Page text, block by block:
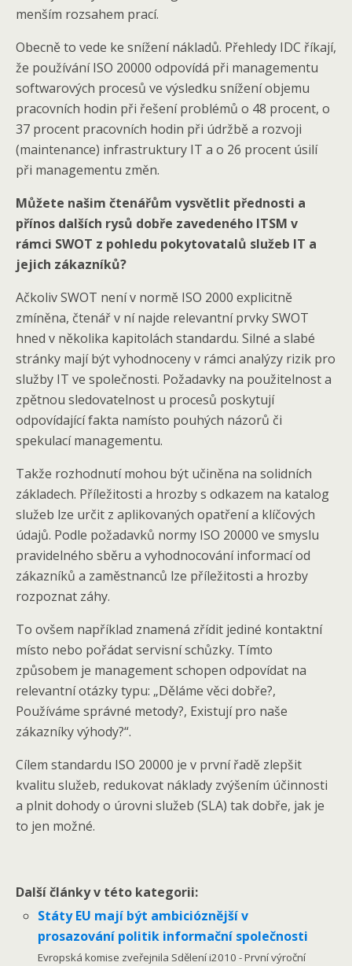
menším rozsahem prací.
Obecně to vede ke snížení nákladů. Přehledy IDC říkají,
že používání ISO 20000 odpovídá při managementu
softwarových procesů ve výsledku snížení objemu
pracovních hodin při řešení problémů o 48 procent, o
37 procent pracovních hodin při údržbě a rozvoji
(maintenance) infrastruktury IT a o 26 procent úsilí
při managementu změn.
Můžete našim čtenářům vysvětlit přednosti a
přínos dalších rysů dobře zavedeného ITSM v
rámci SWOT z pohledu pokytovatalů služeb IT a
jejich zákazníků?
Ačkoliv SWOT není v normě ISO 2000 explicitně
zmíněna, čtenář v ní najde relevantní prvky SWOT
hned v několika kapitolách standardu. Silné a slabé
stránky mají být vyhodnoceny v rámci analýzy rizik pro
služby IT ve společnosti. Požadavky na použitelnost a
zpětnou sledovatelnost u procesů poskytují
odpovídající fakta namísto pouhých názorů či
spekulací managementu.
Takže rozhodnutí mohou být učiněna na solidních
základech. Příležitosti a hrozby s odkazem na katalog
služeb lze určit z aplikovaných opatření a klíčových
údajů. Podle požadavků normy ISO 20000 ve smyslu
pravidelného sběru a vyhodnocování informací od
zákazníků a zaměstnanců lze příležitosti a hrozby
rozpoznat záhy.
To ovšem například znamená zřídit jediné kontaktní
místo nebo pořádat servisní schůzky. Tímto
způsobem je management schopen odpovídat na
relevantní otázky typu: „Děláme věci dobře?,
Používáme správné metody?, Existují pro naše
zákazníky výhody?“.
Cílem standardu ISO 20000 je v první řadě zlepšit
kvalitu služeb, redukovat náklady zvýšením účinnosti
a plnit dohody o úrovni služeb (SLA) tak dobře, jak je
to jen možné.
Další články v této kategorii:
Státy EU mají být ambicióznější v
prosazování politik informační společnosti
Evropská komise zveřejnila Sdělení i2010 - První výroční